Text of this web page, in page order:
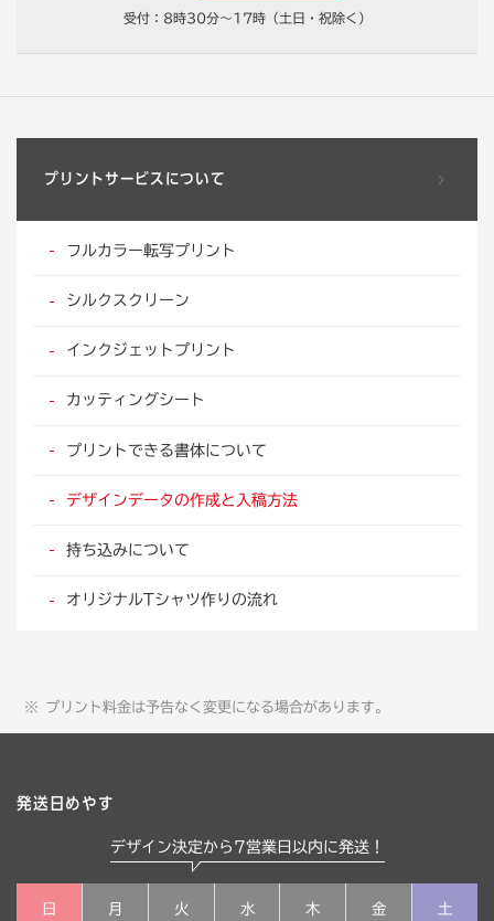
受付：8時30分～17時（土日・祝除く）
プリントサービスについて
フルカラー転写プリント
シルクスクリーン
インクジェットプリント
カッティングシート
プリントできる書体について
デザインデータの作成と入稿方法
持ち込みについて
オリジナルTシャツ作りの流れ
プリント料金は予告なく変更になる場合があります。
発送日めやす
デザイン決定から7営業日以内に発送！
日 月 火 水 木 金 土